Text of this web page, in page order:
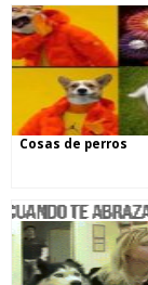
Cosas de perros